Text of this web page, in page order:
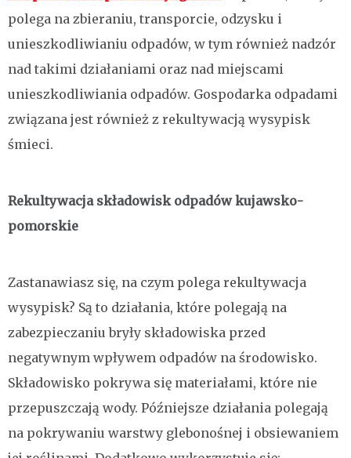
polega na zbieraniu, transporcie, odzysku i
unieszkodliwianiu odpadów, w tym również nadzór
nad takimi działaniami oraz nad miejscami
unieszkodliwiania odpadów. Gospodarka odpadami
związana jest również z rekultywacją wysypisk
śmieci.
Rekultywacja składowisk odpadów kujawsko-
pomorskie
Zastanawiasz się, na czym polega rekultywacja
wysypisk? Są to działania, które polegają na
zabezpieczaniu bryły składowiska przed
negatywnym wpływem odpadów na środowisko.
Składowisko pokrywa się materiałami, które nie
przepuszczają wody. Późniejsze działania polegają
na pokrywaniu warstwy glebonośnej i obsiewaniem